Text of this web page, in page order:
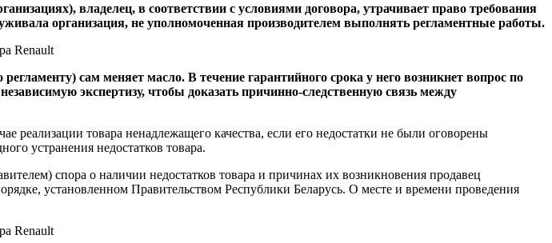
владелец, в соответствии с условиями договора, утрачивает право требования
организация, не уполномоченная производителем выполнять регламентные работы.
сам меняет масло. В течение гарантийного срока у него возникнет вопрос по
экспертизу, чтобы доказать причинно-следственную связь между
реализации товара ненадлежащего качества, если его недостатки не были оговорены
устранения недостатков товара.
спора о наличии недостатков товара и причинах их возникновения продавец
установленном Правительством Республики Беларусь. О месте и времени проведения